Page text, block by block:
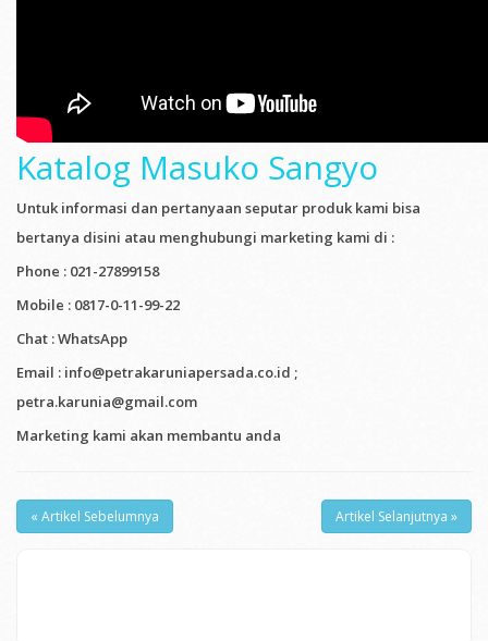
Katalog Masuko Sangyo
Untuk informasi dan pertanyaan seputar produk kami bisa
bertanya disini atau menghubungi marketing kami di :
Phone : 021-27899158
Mobile : 0817-0-11-99-22
Chat : WhatsApp
Email : info@petrakaruniapersada.co.id ;
petra.karunia@gmail.com
Marketing kami akan membantu anda
Artikel Selanjutnya »
« Artikel Sebelumnya